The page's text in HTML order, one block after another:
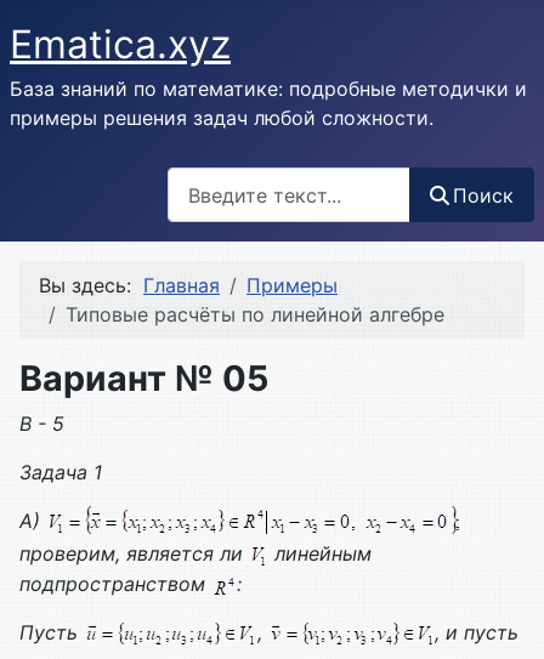
Ematica.xyz
База знаний по математике: подробные методички и
примеры решения задач любой сложности.
Поиск
Вы здесь: Главная
Примеры
Типовые расчёты по линейной алгебре
Вариант № 05
В - 5
Задача 1
А)
проверим, является ли
линейным
подпространством
:
Пусть
,
, и пусть